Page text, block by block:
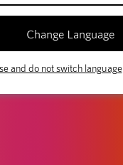
Change Language
and do not switch language